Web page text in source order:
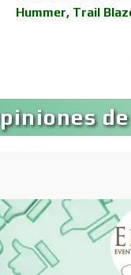
Hummer, Trail